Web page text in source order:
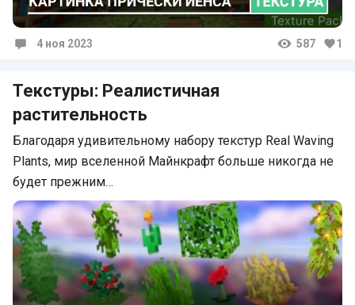
4 ноя 2023 587 1
Текстуры: Реалистичная
растительность
Благодаря удивительному набору текстур Real Waving
Plants, мир вселенной Майнкрафт больше никогда не
будет прежним…